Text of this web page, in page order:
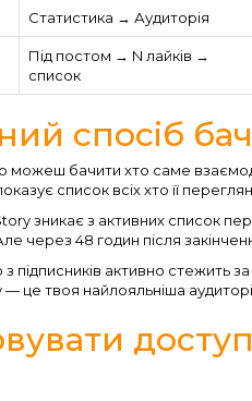
Статистика → Аудиторія
Під постом → N лайків →
список
спосіб
можеш бачити хто саме
список всіх хто її
зникає з активних список
через 48 годин після
підписників активно стежить
це твоя найлояльніша